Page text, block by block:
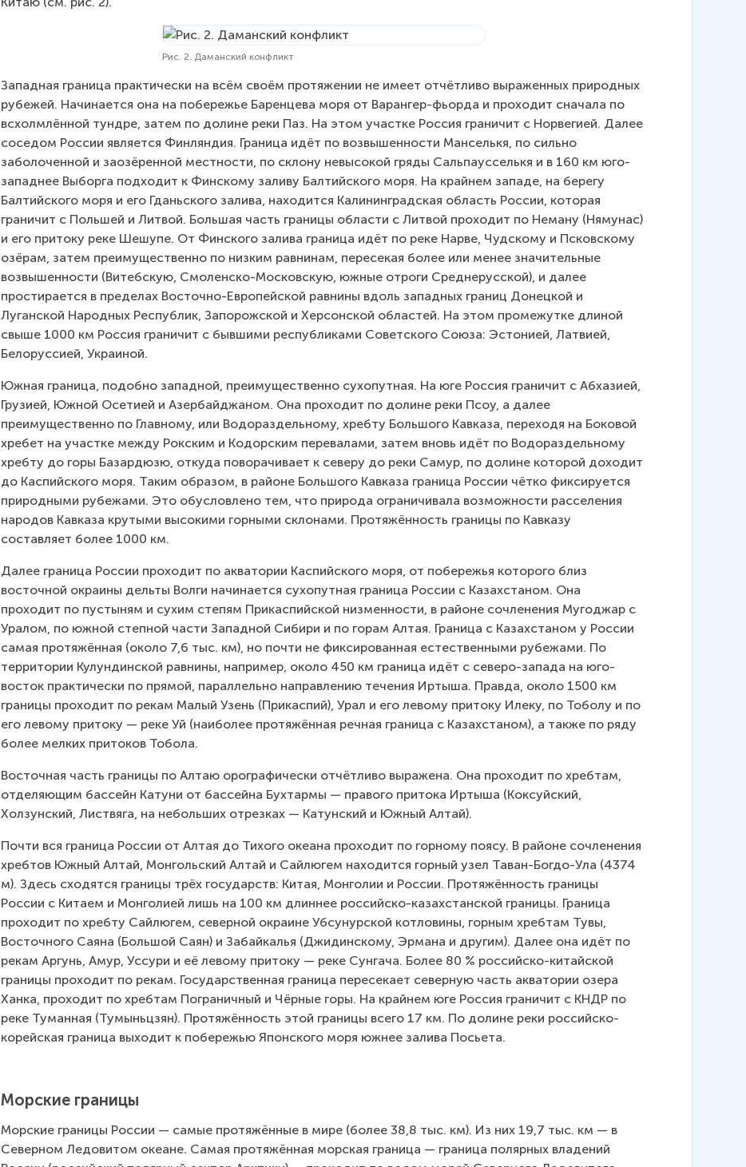
Рис. 2. Даманский конфликт
Западная граница практически на всём своём протяжении не имеет отчётливо выраженных природных
рубежей. Начинается она на побережье Баренцева моря от Варангер-фьорда и проходит сначала по
всхолмлённой тундре, затем по долине реки Паз. На этом участке Россия граничит с Норвегией. Далее
соседом России является Финляндия. Граница идёт по возвышенности Манселькя, по сильно
заболоченной и заозёренной местности, по склону невысокой гряды Сальпаусселькя и в 160 км юго-
западнее Выборга подходит к Финскому заливу Балтийского моря. На крайнем западе, на берегу
Балтийского моря и его Гданьского залива, находится Калининградская область России, которая
граничит с Польшей и Литвой. Большая часть границы области с Литвой проходит по Неману (Нямунас)
и его притоку реке Шешупе. От Финского залива граница идёт по реке Нарве, Чудскому и Псковскому
озёрам, затем преимущественно по низким равнинам, пересекая более или менее значительные
возвышенности (Витебскую, Смоленско-Московскую, южные отроги Среднерусской), и далее
простирается в пределах Восточно-Европейской равнины вдоль западных границ Донецкой и
Луганской Народных Республик, Запорожской и Херсонской областей. На этом промежутке длиной
свыше 1000 км Россия граничит с бывшими республиками Советского Союза: Эстонией, Латвией,
Белоруссией, Украиной.
Южная граница, подобно западной, преимущественно сухопутная. На юге Россия граничит с Абхазией,
Грузией, Южной Осетией и Азербайджаном. Она проходит по долине реки Псоу, а далее
преимущественно по Главному, или Водораздельному, хребту Большого Кавказа, переходя на Боковой
хребет на участке между Рокским и Кодорским перевалами, затем вновь идёт по Водораздельному
хребту до горы Базардюзю, откуда поворачивает к северу до реки Самур, по долине которой доходит
до Каспийского моря. Таким образом, в районе Большого Кавказа граница России чётко фиксируется
природными рубежами. Это обусловлено тем, что природа ограничивала возможности расселения
народов Кавказа крутыми высокими горными склонами. Протяжённость границы по Кавказу
составляет более 1000 км.
Далее граница России проходит по акватории Каспийского моря, от побережья которого близ
восточной окраины дельты Волги начинается сухопутная граница России с Казахстаном. Она
проходит по пустыням и сухим степям Прикаспийской низменности, в районе сочленения Мугоджар с
Уралом, по южной степной части Западной Сибири и по горам Алтая. Граница с Казахстаном у России
самая протяжённая (около 7,6 тыс. км), но почти не фиксированная естественными рубежами. По
территории Кулундинской равнины, например, около 450 км граница идёт с северо-запада на юго-
восток практически по прямой, параллельно направлению течения Иртыша. Правда, около 1500 км
границы проходит по рекам Малый Узень (Прикаспий), Урал и его левому притоку Илеку, по Тоболу и по
его левому притоку — реке Уй (наиболее протяжённая речная граница с Казахстаном), а также по ряду
более мелких притоков Тобола.
Восточная часть границы по Алтаю орографически отчётливо выражена. Она проходит по хребтам,
отделяющим бассейн Катуни от бассейна Бухтармы — правого притока Иртыша (Коксуйский,
Холзунский, Листвяга, на небольших отрезках — Катунский и Южный Алтай).
Почти вся граница России от Алтая до Тихого океана проходит по горному поясу. В районе сочленения
хребтов Южный Алтай, Монгольский Алтай и Сайлюгем находится горный узел Таван-Богдо-Ула (4374
м). Здесь сходятся границы трёх государств: Китая, Монголии и России. Протяжённость границы
России с Китаем и Монголией лишь на 100 км длиннее российско-казахстанской границы. Граница
проходит по хребту Сайлюгем, северной окраине Убсунурской котловины, горным хребтам Тувы,
Восточного Саяна (Большой Саян) и Забайкалья (Джидинскому, Эрмана и другим). Далее она идёт по
рекам Аргунь, Амур, Уссури и её левому притоку — реке Сунгача. Более 80 % российско-китайской
границы проходит по рекам. Государственная граница пересекает северную часть акватории озера
Ханка, проходит по хребтам Пограничный и Чёрные горы. На крайнем юге Россия граничит с КНДР по
реке Туманная (Тумыньцзян). Протяжённость этой границы всего 17 км. По долине реки российско-
корейская граница выходит к побережью Японского моря южнее залива Посьета.
Морские границы
Морские границы России — самые протяжённые в мире (более 38,8 тыс. км). Из них 19,7 тыс. км — в
Северном Ледовитом океане. Самая протяжённая морская граница — граница полярных владений